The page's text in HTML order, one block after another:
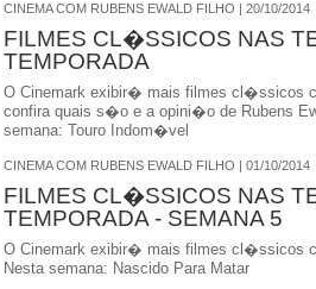
CINEMA COM RUBENS EWALD FILHO | 20/10/2014
FILMES CL�SSICOS NAS
TEMPORADA
O Cinemark exibir� mais filmes cl�ssicos
confira quais s�o e a opini�o de Rubens
semana: Touro Indom�vel
CINEMA COM RUBENS EWALD FILHO | 01/10/2014
FILMES CL�SSICOS NAS
TEMPORADA - SEMANA 5
O Cinemark exibir� mais filmes cl�ssicos
Nesta semana: Nascido Para Matar